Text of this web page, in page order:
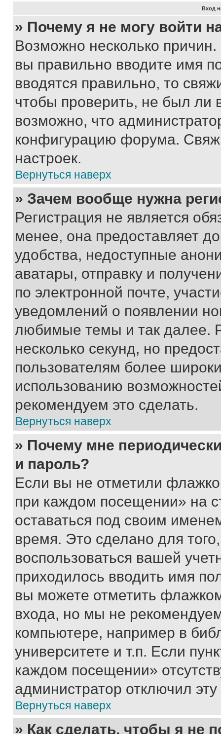
Вход
» Почему я не могу войти
Возможно несколько
вы правильно вводите имя
вводятся правильно, то
чтобы проверить, не был ли
возможно, что
конфигурацию форума.
настроек.
Вернуться наверх
» Зачем вообще нужна
Регистрация не является
менее, она предоставляет
удобства, недоступные
аватары, отправку и
по электронной почте,
уведомлений о появлении
любимые темы и так далее.
несколько секунд, но
пользователям более
использованию
рекомендуем это сделать.
Вернуться наверх
» Почему мне
и пароль?
Если вы не отметили
при каждом посещении» на
оставаться под своим
время. Это сделано для
воспользоваться вашей
приходилось вводить имя
вы можете отметить
входа, но мы не
компьютере, например в
университете и т.п. Если
каждом посещении»
администратор отключил
Вернуться наверх
» Как сделать, чтобы я не